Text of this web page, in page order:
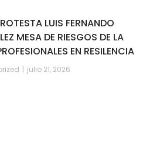
LUIS FERNANDO
MESA DE RIESGOS DE LA
EN RESILENCIA
julio 21, 2026